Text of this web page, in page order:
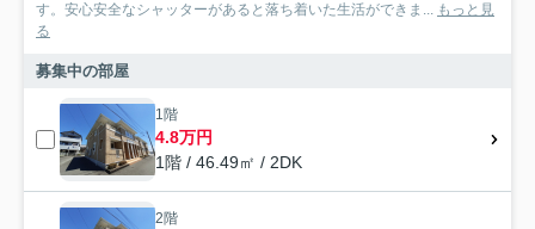
す。安心安全なシャッターがあると落ち着いた生活ができま... もっと見
る
募集中の部屋
1階
4.8万円
1階 / 46.49㎡ / 2DK
2階